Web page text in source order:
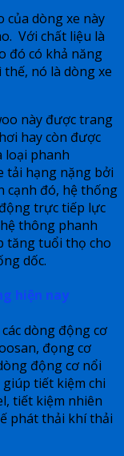
dòng xe này
Với chất liệu là
đó có khả năng
nó là dòng xe
này được trang
hay còn được
loại phanh
tải hạng nặng bởi
cạnh đó, hệ thống
trực tiếp lực
thông phanh
tăng tuổi thọ cho
dốc.
hiện nay
dòng động cơ
đọng cơ
động cơ nổi
tiết kiệm chi
tiết kiệm nhiên
phát thải khí thải